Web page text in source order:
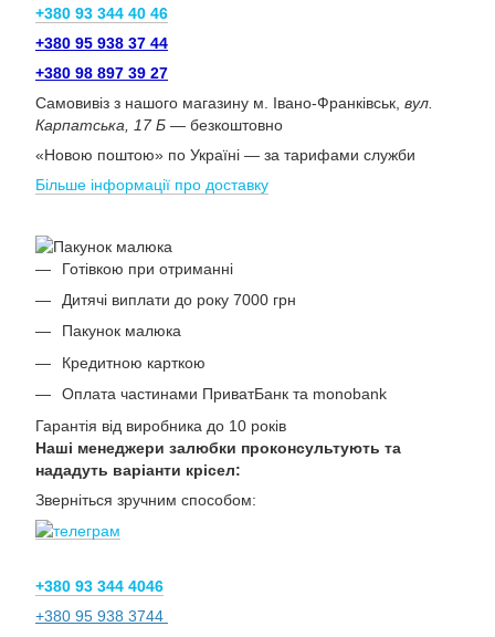
+380 93 344 40 46
+380 95 938 37 44
+380 98 897 39 27
Самовивіз з нашого магазину м. Івано-Франківськ, вул.
Карпатська, 17 Б — безкоштовно
«Новою поштою» по Україні — за тарифами служби
Більше інформації про доставку
Готівкою при отриманні
Дитячі виплати до року 7000 грн
Пакунок малюка
Кредитною карткою
Оплата частинами ПриватБанк та monobank
Гарантія від виробника до 10 років
Наші менеджери залюбки проконсультують та
нададуть варіанти крісел:
Зверніться зручним способом:
+380 93 344 4046
+380 95 938 3744